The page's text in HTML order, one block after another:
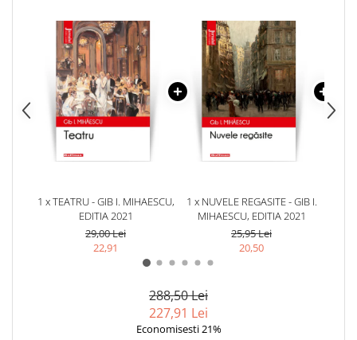
1 x TEATRU - GIB I. MIHAESCU,
EDITIA 2021
29,00 Lei
22,91
1 x NUVELE REGASITE - GIB I.
MIHAESCU, EDITIA 2021
25,95 Lei
20,50
288,50 Lei
227,91 Lei
Economisesti 21%